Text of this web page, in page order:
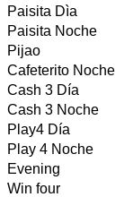
Paisita Dìa
Paisita Noche
Pijao
Cafeterito Noche
Cash 3 Día
Cash 3 Noche
Play4 Día
Play 4 Noche
Evening
Win four